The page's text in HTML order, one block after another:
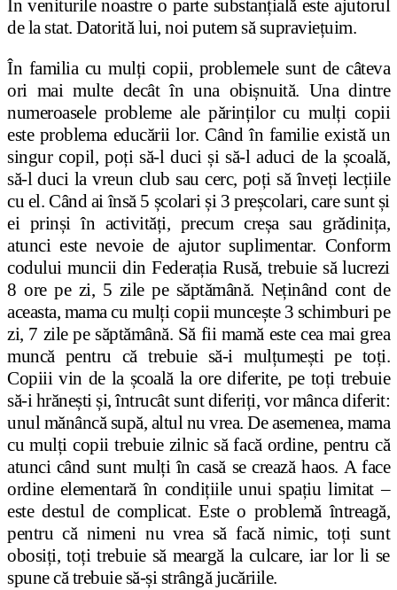
În veniturile noastre o parte substanțială este ajutorul
de la stat. Datorită lui, noi putem să supraviețuim.
În familia cu mulți copii, problemele sunt de câteva
ori mai multe decât în una obișnuită. Una dintre
numeroasele probleme ale părinților cu mulți copii
este problema educării lor. Când în familie există un
singur copil, poți să-l duci și să-l aduci de la școală,
să-l duci la vreun club sau cerc, poți să înveți lecțiile
cu el. Când ai însă 5 școlari și 3 preșcolari, care sunt și
ei prinși în activități, precum creșa sau grădinița,
atunci este nevoie de ajutor suplimentar. Conform
codului muncii din Federația Rusă, trebuie să lucrezi
8 ore pe zi, 5 zile pe săptămână. Neținând cont de
aceasta, mama cu mulți copii muncește 3 schimburi pe
zi, 7 zile pe săptămână. Să fii mamă este cea mai grea
muncă pentru că trebuie să-i mulțumești pe toți.
Copiii vin de la școală la ore diferite, pe toți trebuie
să-i hrănești și, întrucât sunt diferiți, vor mânca diferit:
unul mănâncă supă, altul nu vrea. De asemenea, mama
cu mulți copii trebuie zilnic să facă ordine, pentru că
atunci când sunt mulți în casă se crează haos. A face
ordine elementară în condițiile unui spațiu limitat –
este destul de complicat. Este o problemă întreagă,
pentru că nimeni nu vrea să facă nimic, toți sunt
obosiți, toți trebuie să meargă la culcare, iar lor li se
spune că trebuie să-și strângă jucăriile.